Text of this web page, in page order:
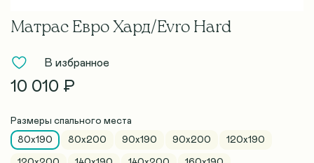
Матрас Евро Хард/Evro Hard
В избранное
10 010 ₽
Размеры спального места
80x190
80х200 90x190 90х200 120x190